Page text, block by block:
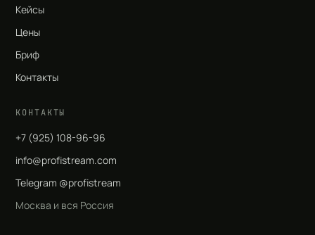
Кейсы
Цены
Бриф
Контакты
КОНТАКТЫ
+7 (925) 108-96-96
info@profistream.com
Telegram @profistream
Москва и вся Россия